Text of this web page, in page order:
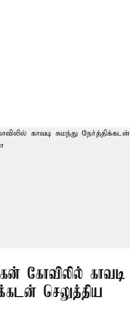
கோவிலில் காவடி
செலுத்திய